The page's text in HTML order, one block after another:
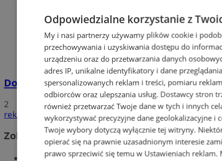
Dowody osobiste z odciskami palców
2
reklama
Zobacz również
Wiadomości kryminalne w Tychach
Odpowiedzialne korzystanie z
My i nasi partnerzy używamy plików cookie i
przechowywania i uzyskiwania dostępu do
urządzeniu oraz do przetwarzania danych
adres IP, unikalne identyfikatory i dane
spersonalizowanych reklam i treści, pomiaru
odbiorców oraz ulepszania usług. Dostawcy stron
również przetwarzać Twoje dane w tych i innych
wykorzystywać precyzyjne dane geolokalizacyjne i
Twoje wybory dotyczą wyłącznie tej witryny.
opierać się na prawnie uzasadnionym interesie
prawo sprzeciwić się temu w Ustawieniach reklam.